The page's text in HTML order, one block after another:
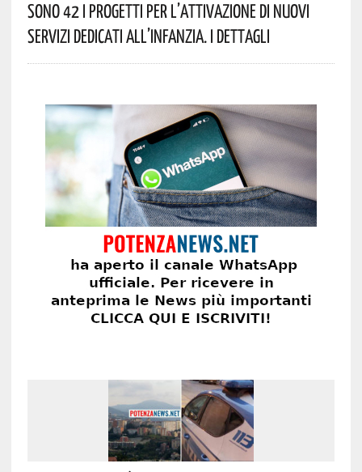
Sono 42 I Progetti Per L’attivazione Di Nuovi
Servizi Dedicati All’infanzia. I Dettagli